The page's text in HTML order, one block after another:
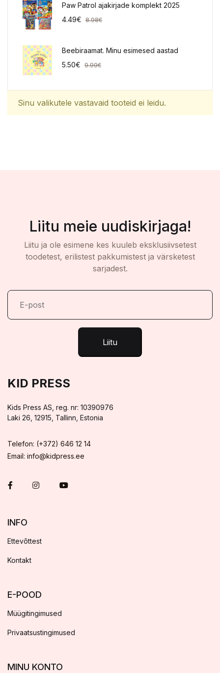
Sinu valikutele vastavaid tooteid ei leidu.
Paw Patrol ajakirjade komplekt 2025
4.49€ 8.98€
Beebiraamat. Minu esimesed aastad
5.50€ 9.99€
Liitu meie uudiskirjaga!
Liitu ja ole esimene kes kuuleb eksklusiivsetest
toodetest, erilistest pakkumistest ja värsketest
sarjadest.
Liitu
KID PRESS
Kids Press AS, reg. nr: 10390976
Laki 26, 12915, Tallinn, Estonia
Telefon: (+372) 646 12 14
Email: info@kidpress.ee
INFO
Ettevõttest
Kontakt
E-POOD
Müügitingimused
Privaatsustingimused
MINU KONTO